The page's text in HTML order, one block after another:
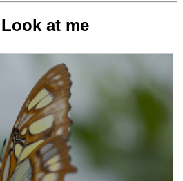
Look at me